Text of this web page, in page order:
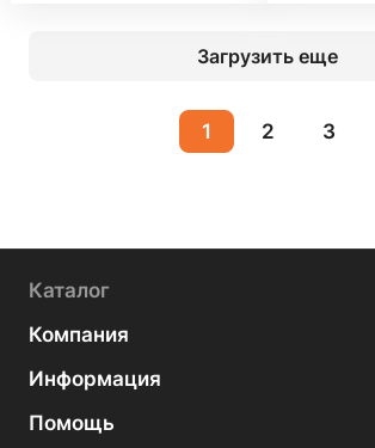
Загрузить еще
1 2 3
Каталог
Компания
Информация
Помощь